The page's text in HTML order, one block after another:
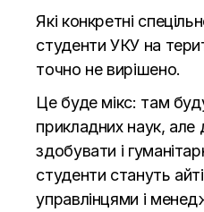
Які конкретні
студенти УКУ на
точно не вирішено.
Це буде мікс: там
прикладних наук,
здобувати і
студенти стануть
управлінцями і